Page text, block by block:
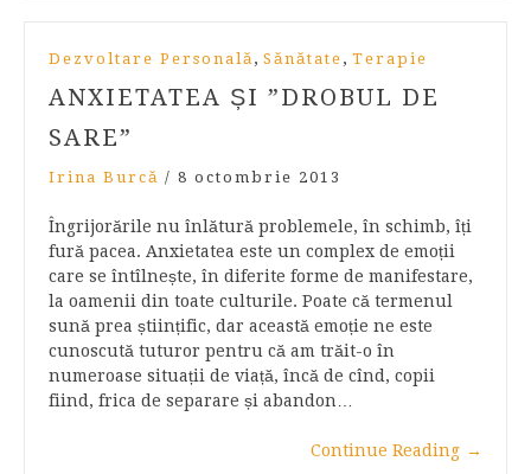
Dezvoltare Personală, Sănătate , Terapie
ANXIETATEA ȘI ”DROBUL DE
SARE”
Irina Burcă / 8 octombrie 2013
Îngrijorările nu înlătură problemele, în schimb, îți
fură pacea. Anxietatea este un complex de emoții
care se întîlnește, în diferite forme de manifestare,
la oamenii din toate culturile. Poate că termenul
sună prea științific, dar această emoție ne este
cunoscută tuturor pentru că am trăit-o în
numeroase situații de viață, încă de cînd, copii
fiind, frica de separare și abandon…
Continue Reading →